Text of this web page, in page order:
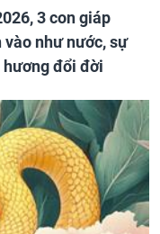
3 con giáp
vào như nước, sự
đổi đời